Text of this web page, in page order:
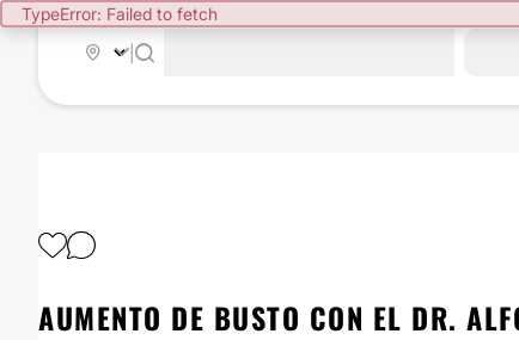
TypeError: Failed to fetch
AUMENTO DE BUSTO CON EL DR.